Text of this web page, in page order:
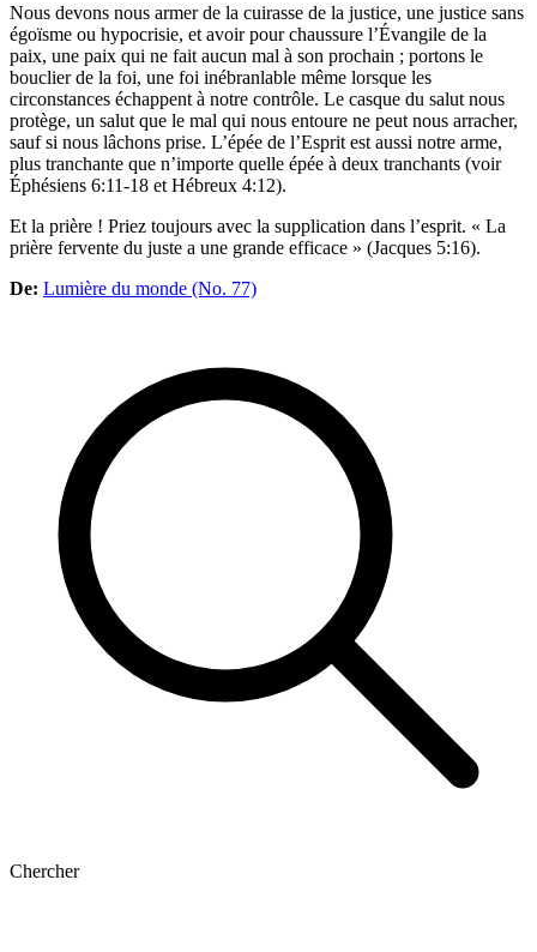
Nous devons nous armer de la cuirasse de la justice, une justice sans
égoïsme ou hypocrisie, et avoir pour chaussure l’Évangile de la
paix, une paix qui ne fait aucun mal à son prochain ; portons le
bouclier de la foi, une foi inébranlable même lorsque les
circonstances échappent à notre contrôle. Le casque du salut nous
protège, un salut que le mal qui nous entoure ne peut nous arracher,
sauf si nous lâchons prise. L’épée de l’Esprit est aussi notre arme,
plus tranchante que n’importe quelle épée à deux tranchants (voir
Éphésiens 6:11-18 et Hébreux 4:12).
Et la prière ! Priez toujours avec la supplication dans l’esprit. « La
prière fervente du juste a une grande efficace » (Jacques 5:16).
De: Lumière du monde (No. 77)
Chercher